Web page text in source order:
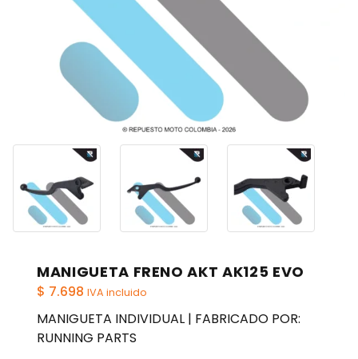
MANIGUETA FRENO AKT AK125 EVO
$ 7.698 IVA incluido
MANIGUETA INDIVIDUAL | FABRICADO POR:
RUNNING PARTS